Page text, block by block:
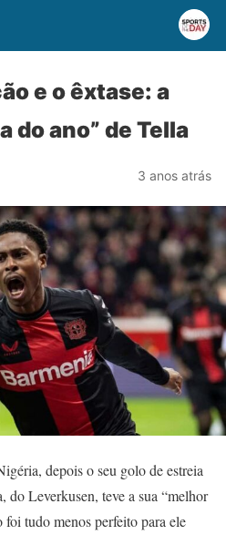
e o êxtase: a
do ano” de Tella
3 anos atrás
depois o seu golo de estreia
do Leverkusen, teve a sua “melhor
tudo menos perfeito para ele